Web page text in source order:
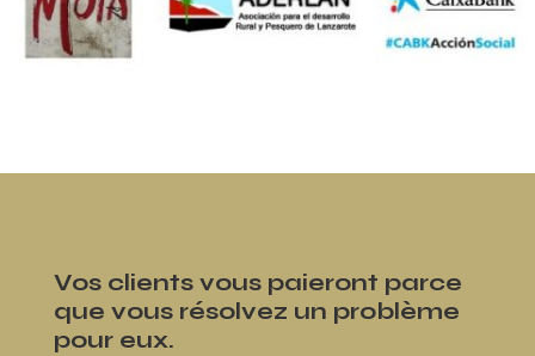
Vos clients vous paieront parce
que vous résolvez un problème
pour eux.